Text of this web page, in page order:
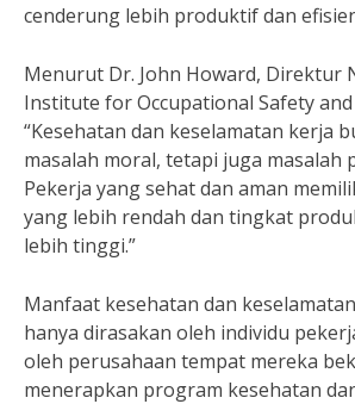
cenderung lebih produktif dan
Menurut Dr. John Howard, Direktur
Institute for Occupational Safety
“Kesehatan dan keselamatan kerja
masalah moral, tetapi juga masalah
Pekerja yang sehat dan aman
yang lebih rendah dan tingkat
lebih tinggi.”
Manfaat kesehatan dan
hanya dirasakan oleh individu
oleh perusahaan tempat mereka
menerapkan program kesehatan